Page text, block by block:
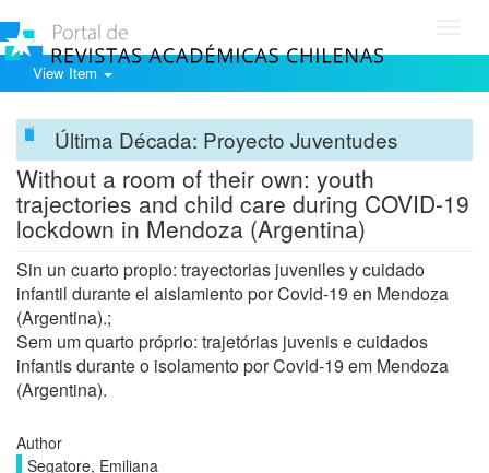
View Item
Última Década: Proyecto Juventudes
Without a room of their own: youth
trajectories and child care during COVID-19
lockdown in Mendoza (Argentina)
Sin un cuarto propio: trayectorias juveniles y cuidado
infantil durante el aislamiento por Covid-19 en Mendoza
(Argentina).;
Sem um quarto próprio: trajetórias juvenis e cuidados
infantis durante o isolamento por Covid-19 em Mendoza
(Argentina).
Author
Segatore, Emiliana